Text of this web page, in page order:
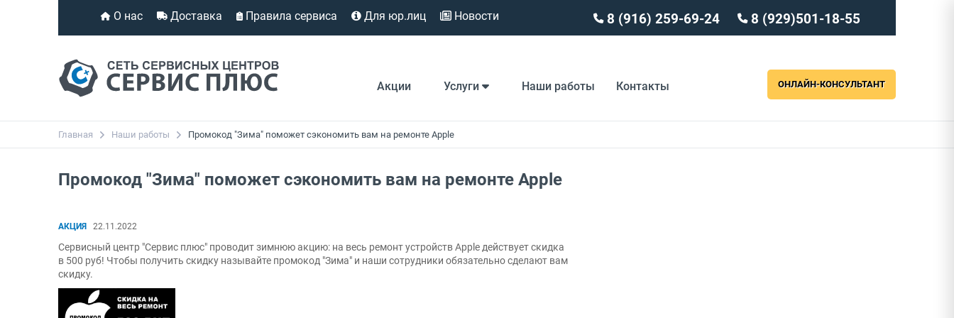
О нас Доставка Правила сервиса Для юр.лиц Новости 8 (916) 259-69-24 8 (929)501-18-55
Акции Услуги Наши работы Контакты ОНЛАЙН-КОНСУЛЬТАНТ
Главная Наши работы Промокод "Зима" поможет сэкономить вам на ремонте Apple
Промокод "Зима" поможет сэкономить вам на ремонте Apple
АКЦИЯ 22.11.2022
Сервисный центр "Сервис плюс" проводит зимнюю акцию: на весь ремонт устройств Apple действует скидка
в 500 руб! Чтобы получить скидку называйте промокод "Зима" и наши сотрудники обязательно сделают вам
скидку.